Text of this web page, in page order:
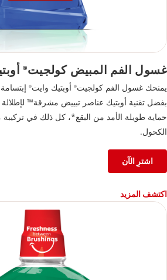
غسول الفم المبيض كولجيت®
يمنحك غسول الفم كولجيت® أوبتيك وايت®
بفضل تقنية أوبتيك عناصر تبييض مشرقة™ لإطلالة
حماية طويلة الأمد من البقع*، كل ذلك في
الكحول.
اشترِ الآن
اكتشف المزيد